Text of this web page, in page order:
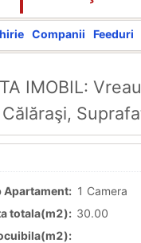
Companii Feeduri
IMOBIL:
Călăraşi,
Apartament: 1 Camera
totala(m2): 30.00